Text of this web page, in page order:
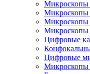
Микроскопы
Микроскопы
Микроскопы
Микроскопы
Цифровые
Цифровые
Микроскопы